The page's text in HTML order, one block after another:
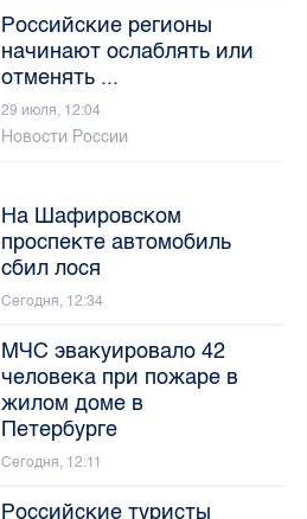
Российские регионы
начинают ослаблять или
отменять ...
29 июля, 12:04
Новости России
На Шафировском
проспекте автомобиль
сбил лося
Сегодня, 12:34
МЧС эвакуировало 42
человека при пожаре в
жилом доме в
Петербурге
Сегодня, 12:11
Российские туристы